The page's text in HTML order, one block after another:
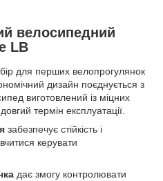
велосипедний
LB
для перших велопрогулянок
дизайн поєднується з
виготовлений із міцних
термін експлуатації.
забезпечує стійкість і
керувати
дає змогу контролювати